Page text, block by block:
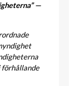
—
förhållande